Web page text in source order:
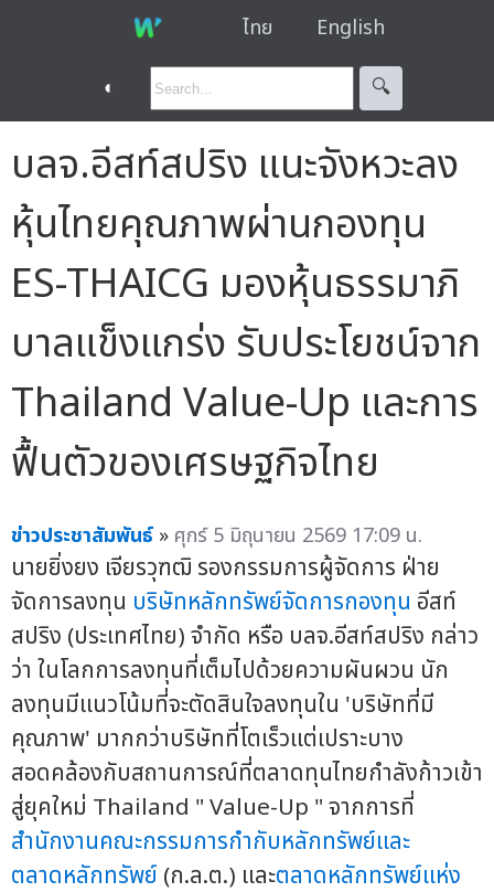
ไทย English
◐ 🔍︎
บลจ.อีสท์สปริง แนะจังหวะลง
หุ้นไทยคุณภาพผ่านกองทุน
ES-THAICG มองหุ้นธรรมาภิ
บาลแข็งแกร่ง รับประโยชน์จาก
Thailand Value-Up และการ
ฟื้นตัวของเศรษฐกิจไทย
ข่าวประชาสัมพันธ์ » ศุกร์ 5 มิถุนายน 2569 17:09 น.
นายยิ่งยง เจียรวุฑฒิ รองกรรมการผู้จัดการ ฝ่าย
จัดการลงทุน บริษัทหลักทรัพย์จัดการกองทุน อีสท์
สปริง (ประเทศไทย) จำกัด หรือ บลจ.อีสท์สปริง กล่าว
ว่า ในโลกการลงทุนที่เต็มไปด้วยความผันผวน นัก
ลงทุนมีแนวโน้มที่จะตัดสินใจลงทุนใน 'บริษัทที่มี
คุณภาพ' มากกว่าบริษัทที่โตเร็วแต่เปราะบาง
สอดคล้องกับสถานการณ์ที่ตลาดทุนไทยกำลังก้าวเข้า
สู่ยุคใหม่ Thailand " Value-Up " จากการที่
สำนักงานคณะกรรมการกำกับหลักทรัพย์และ
ตลาดหลักทรัพย์ (ก.ล.ต.) และตลาดหลักทรัพย์แห่ง